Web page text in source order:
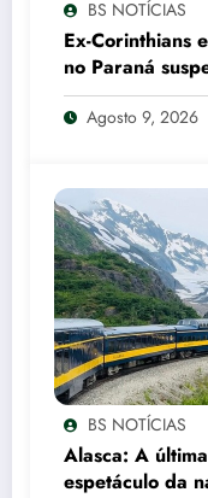
BS NOTÍCIAS
Ex-Corinthians
no Paraná
Agosto 9, 2026
BS NOTÍCIAS
Alasca: A
espetáculo da